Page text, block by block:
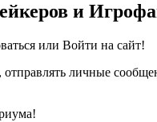
и
или Войти на сайт!
личные